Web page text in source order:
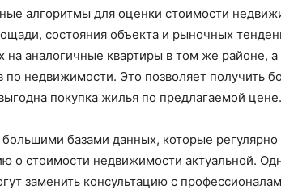
алгоритмы для оценки стоимости
состояния объекта и рыночных
на аналогичные квартиры в том же районе,
недвижимости. Это позволяет получить
покупка жилья по предлагаемой цене.
базами данных, которые регулярно
о стоимости недвижимости актуальной.
заменить консультацию с